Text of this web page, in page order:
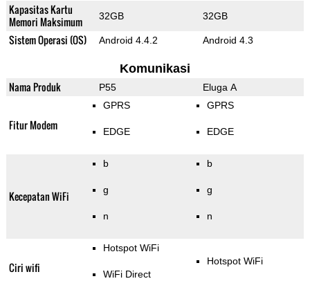
Kapasitas Kartu
Memori Maksimum
32GB 32GB
Sistem Operasi (OS) Android 4.4.2 Android 4.3
Komunikasi
Nama Produk P55 Eluga A
Fitur Modem
GPRS
EDGE
GPRS
EDGE
Kecepatan WiFi
b
g
n
b
g
n
Ciri wifi
Hotspot WiFi
WiFi Direct
Hotspot WiFi